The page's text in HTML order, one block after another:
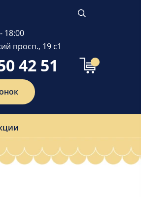
18:00
просп., 19 с1
42 51